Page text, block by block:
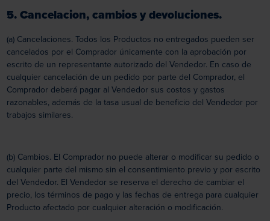
5. Cancelacion, cambios y devoluciones.
(a) Cancelaciones. Todos los Productos no entregados pueden ser
cancelados por el Comprador únicamente con la aprobación por
escrito de un representante autorizado del Vendedor. En caso de
cualquier cancelación de un pedido por parte del Comprador, el
Comprador deberá pagar al Vendedor sus costos y gastos
razonables, además de la tasa usual de beneficio del Vendedor por
trabajos similares.
(b) Cambios. El Comprador no puede alterar o modificar su pedido o
cualquier parte del mismo sin el consentimiento previo y por escrito
del Vendedor. El Vendedor se reserva el derecho de cambiar el
precio, los términos de pago y las fechas de entrega para cualquier
Producto afectado por cualquier alteración o modificación.